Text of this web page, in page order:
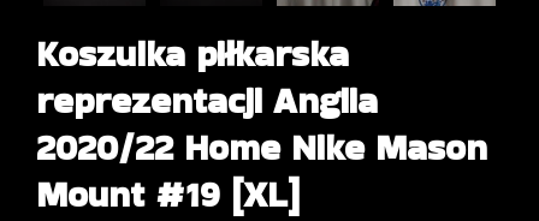
Koszulka piłkarska
reprezentacji Anglia
2020/22 Home Nike Mason
Mount #19 [XL]